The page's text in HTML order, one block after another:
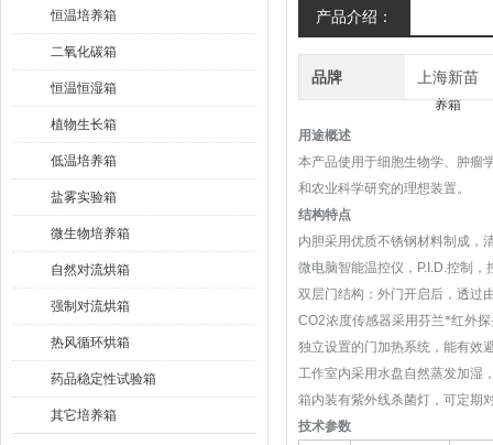
恒温培养箱
二氧化碳箱
恒温恒湿箱
植物生长箱
低温培养箱
盐雾实验箱
微生物培养箱
自然对流烘箱
强制对流烘箱
热风循环烘箱
药品稳定性试验箱
其它培养箱
产品介绍：
品牌 上海新苗
用途概述
本产品使用于细胞生物学、肿瘤
和农业科学研究的理想装置。
结构特点
内胆采用优质不锈钢材料制成，
微电脑智能温控仪， P.I.D.控制，
双层门结构：外门开启后，透过
CO2浓度传感器采用芬兰*红外
独立设置的门加热系统，能有效
工作室内采用水盘自然蒸发加湿
箱内装有紫外线杀菌灯，可定期
技术参数